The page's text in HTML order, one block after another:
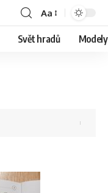
Aa
Svět hradů